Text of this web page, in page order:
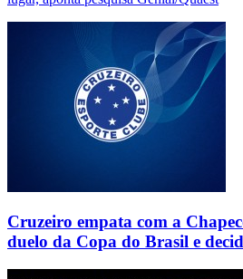
Cruzeiro empata com a
duelo da Copa do Brasil e